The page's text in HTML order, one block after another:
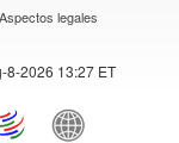
Aspectos legales
8-2026 13:27 ET